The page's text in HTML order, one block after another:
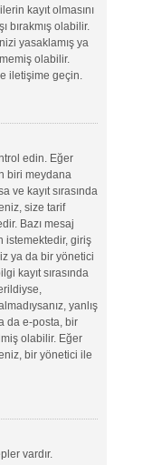
kayıt olmasını
bırakmış olabilir.
yasaklamış ya
olabilir.
iletişime geçin.
edin. Eğer
biri meydana
ve kayıt sırasında
size tarif
Bazı mesaj
istemektedir, giriş
ya da bir yönetici
kayıt sırasında
yanlış
da e-posta, bir
olabilir. Eğer
bir yönetici ile
vardır.